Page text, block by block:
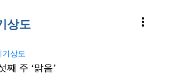
상도 more_vert
기상도
째 주 ‘맑음’